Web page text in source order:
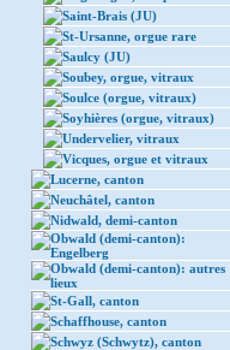
Saint-Brais (JU)
St-Ursanne, orgue rare
Saulcy (JU)
Soubey, orgue, vitraux
Soulce (orgue, vitraux)
Soyhières (orgue, vitraux)
Undervelier, vitraux
Vicques, orgue et vitraux
Lucerne, canton
Neuchâtel, canton
Nidwald, demi-canton
Obwald (demi-canton):
Engelberg
Obwald (demi-canton): autres
lieux
St-Gall, canton
Schaffhouse, canton
Schwyz (Schwytz), canton